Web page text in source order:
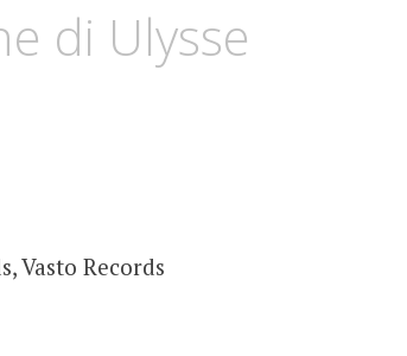
di Ulysse
Vasto Records